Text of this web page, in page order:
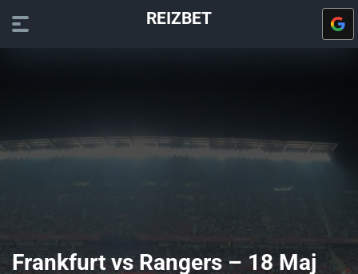
REIZBET
Frankfurt vs Rangers – 18 Maj